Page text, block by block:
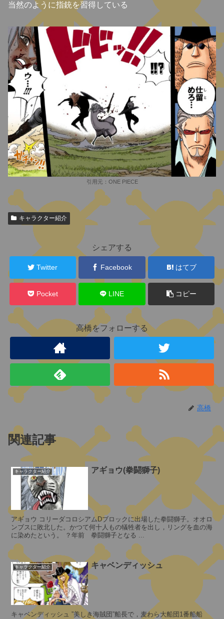
当然のように指銃を習得している
引用元：ONE PIECE
関
ャ
タ
)
界
政
府
五
ト
ッ
プ
マ
ン
ウ
ォ
ー
キ
ュ
リ
キャラクター紹介
シェアする
Twitter Facebook はてブ
Pocket LINE コピー
高橋をフォローする
高橋
関連記事
キャラクター紹介 アギョウ(拳闘獅子)
アギョウ コリーダコロシアムDブロックに出場した拳闘獅子。オオロ
ンブスに敗北した。かつて何十人もの犠牲者を出し，リングを血の海
に染めたという。 ？年前 拳闘獅子となる ...
キャラクター紹介 キャベンディッシュ
キャベンディッシュ ”美しき海賊団”船長で，麦わら大船団1番船船